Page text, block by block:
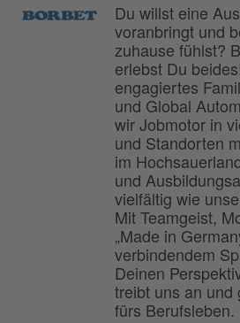
Du willst eine
voranbringt und
zuhause fühlst?
erlebst Du
engagiertes
und Global
wir Jobmotor in
und Standorten
im
und
vielfältig wie
Mit Teamgeist,
„Made in
verbindendem
Deinen
treibt uns an und
fürs Berufsleben.